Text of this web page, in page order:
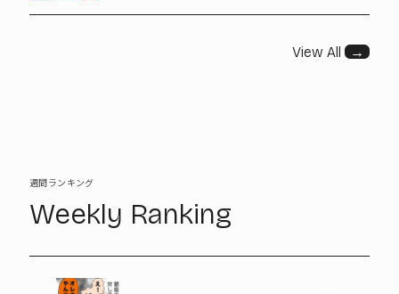
View All →
週間ランキング
Weekly Ranking